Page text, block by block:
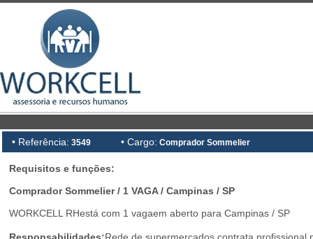
• Referência: 3549 • Cargo: Comprador Sommelier
Requisitos e funções:
Comprador Sommelier / 1 VAGA / Campinas / SP
WORKCELL RHestá com 1 vagaem aberto para Campinas / SP